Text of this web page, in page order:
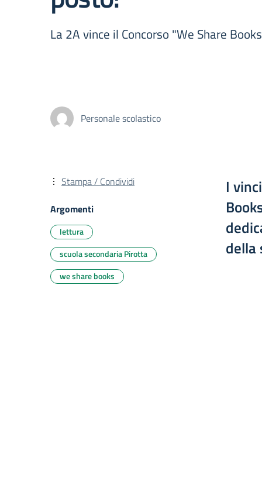
La 2A vince il Concorso "We Share
Personale scolastico
I
della
Stampa / Condividi
Argomenti
lettura
scuola secondaria Pirotta
we share books